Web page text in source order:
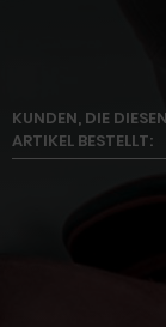
KUNDEN, DIE
ARTIKEL BESTELLT: